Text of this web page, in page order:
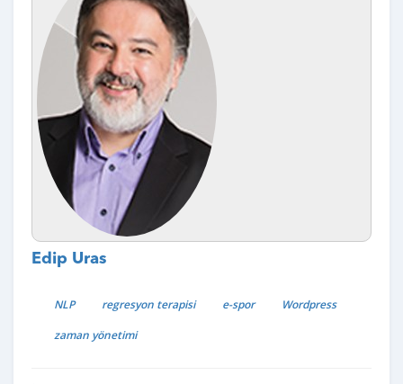
Edip Uras
NLP regresyon terapisi e-spor
Wordpress
zaman yönetimi